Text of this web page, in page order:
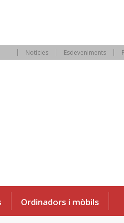
Notícies Esdeveniments
Ordinadors i mòbils